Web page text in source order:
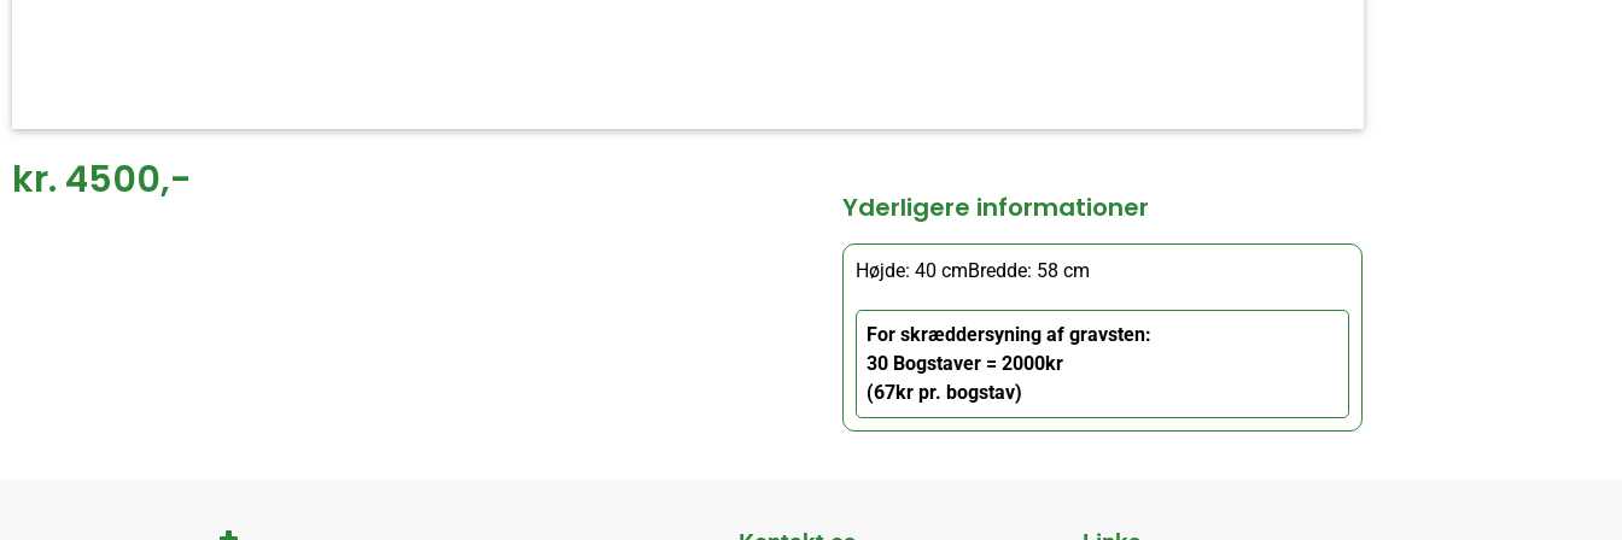
kr. 4500,-
Yderligere informationer
Højde: 40 cmBredde: 58 cm
For skræddersyning af gravsten:
30 Bogstaver = 2000kr
(67kr pr. bogstav)